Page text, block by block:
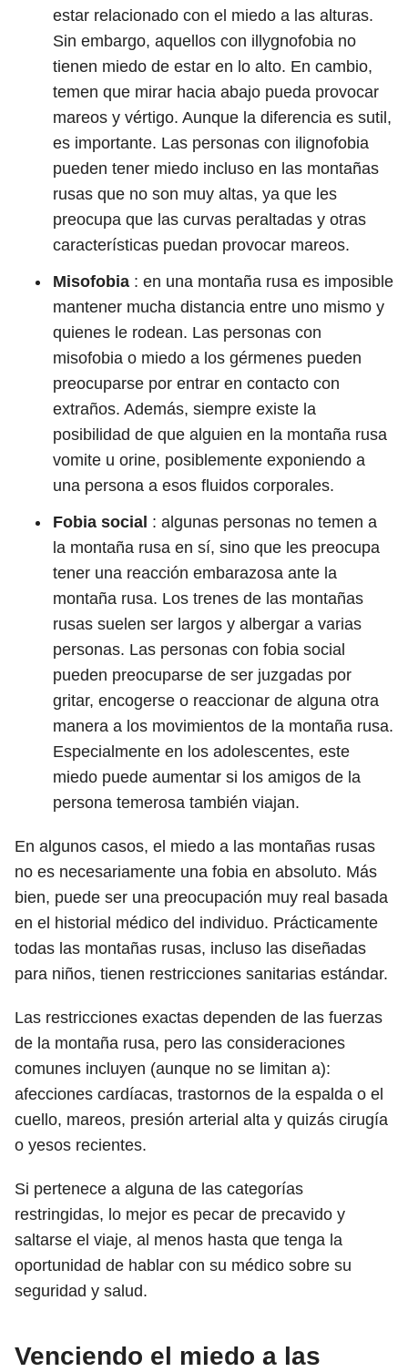
estar relacionado con el miedo a las alturas.
Sin embargo, aquellos con illygnofobia no
tienen miedo de estar en lo alto. En cambio,
temen que mirar hacia abajo pueda provocar
mareos y vértigo. Aunque la diferencia es sutil,
es importante. Las personas con ilignofobia
pueden tener miedo incluso en las montañas
rusas que no son muy altas, ya que les
preocupa que las curvas peraltadas y otras
características puedan provocar mareos.
Misofobia : en una montaña rusa es imposible
mantener mucha distancia entre uno mismo y
quienes le rodean. Las personas con
misofobia o miedo a los gérmenes pueden
preocuparse por entrar en contacto con
extraños. Además, siempre existe la
posibilidad de que alguien en la montaña rusa
vomite u orine, posiblemente exponiendo a
una persona a esos fluidos corporales.
Fobia social : algunas personas no temen a
la montaña rusa en sí, sino que les preocupa
tener una reacción embarazosa ante la
montaña rusa. Los trenes de las montañas
rusas suelen ser largos y albergar a varias
personas. Las personas con fobia social
pueden preocuparse de ser juzgadas por
gritar, encogerse o reaccionar de alguna otra
manera a los movimientos de la montaña rusa.
Especialmente en los adolescentes, este
miedo puede aumentar si los amigos de la
persona temerosa también viajan.
En algunos casos, el miedo a las montañas rusas
no es necesariamente una fobia en absoluto. Más
bien, puede ser una preocupación muy real basada
en el historial médico del individuo. Prácticamente
todas las montañas rusas, incluso las diseñadas
para niños, tienen restricciones sanitarias estándar.
Las restricciones exactas dependen de las fuerzas
de la montaña rusa, pero las consideraciones
comunes incluyen (aunque no se limitan a):
afecciones cardíacas, trastornos de la espalda o el
cuello, mareos, presión arterial alta y quizás cirugía
o yesos recientes.
Si pertenece a alguna de las categorías
restringidas, lo mejor es pecar de precavido y
saltarse el viaje, al menos hasta que tenga la
oportunidad de hablar con su médico sobre su
seguridad y salud.
Venciendo el miedo a las